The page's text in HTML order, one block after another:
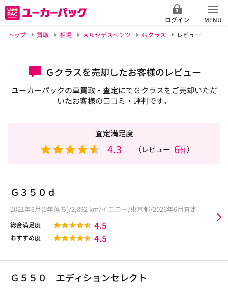
ログイン
MENU
トップ
買取 相場 メルセデスベンツ Ｇクラス レビュー
Ｇクラスを売却したお客様のレビュー
ユーカーパックの車買取・査定にてＧクラスをご売却いただ
いたお客様の口コミ・評判です。
査定満足度
4.3 （レビュー 6件）
Ｇ３５０ｄ
2021年3月(5年落ち)/2,892 km/イエロー/東京都/2026年6月査定
総合満足度 4.5
おすすめ度 4.5
Ｇ５５０ エディションセレクト